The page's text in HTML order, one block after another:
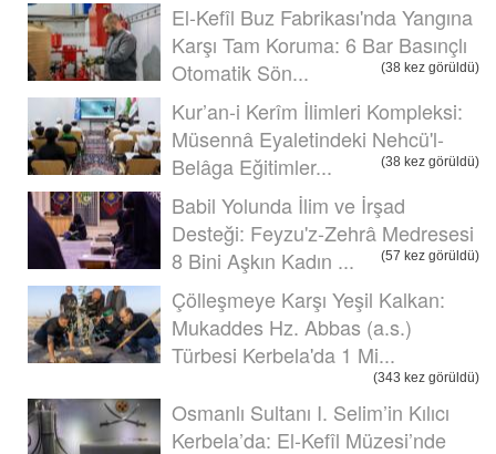
El-Kefîl Buz Fabrikası'nda Yangına
Karşı Tam Koruma: 6 Bar Basınçlı
Otomatik Sön...
(38 kez görüldü)
Kur’an-i Kerîm İlimleri Kompleksi:
Müsennâ Eyaletindeki Nehcü'l-
Belâga Eğitimler...
(38 kez görüldü)
Babil Yolunda İlim ve İrşad
Desteği: Feyzu'z-Zehrâ Medresesi
8 Bini Aşkın Kadın ...
(57 kez görüldü)
Çölleşmeye Karşı Yeşil Kalkan:
Mukaddes Hz. Abbas (a.s.)
Türbesi Kerbela'da 1 Mi...
(343 kez görüldü)
Osmanlı Sultanı I. Selim’in Kılıcı
Kerbela’da: El-Kefîl Müzesi’nde